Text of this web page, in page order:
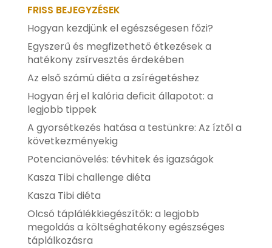
FRISS BEJEGYZÉSEK
Hogyan kezdjünk el egészségesen főzi?
Egyszerű és megfizethető étkezések a
hatékony zsírvesztés érdekében
Az első számú diéta a zsírégetéshez
Hogyan érj el kalória deficit állapotot: a
legjobb tippek
A gyorsétkezés hatása a testünkre: Az íztől a
következményekig
Potencianövelés: tévhitek és igazságok
Kasza Tibi challenge diéta
Kasza Tibi diéta
Olcsó táplálékkiegészítők: a legjobb
megoldás a költséghatékony egészséges
táplálkozásra